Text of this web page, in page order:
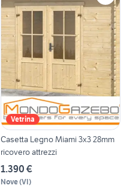
Vetrina
Casetta Legno Miami 3x3 28mm
ricovero attrezzi
1.390 €
Nove(VI)